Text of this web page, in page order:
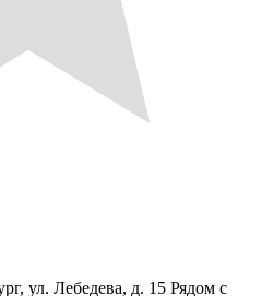
ул. Лебедева, д. 15 Рядом с